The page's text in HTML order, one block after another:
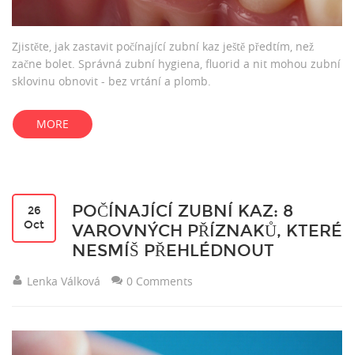
Zjistěte, jak zastavit počínající zubní kaz ještě předtím, než
začne bolet. Správná zubní hygiena, fluorid a nit mohou zubní
sklovinu obnovit - bez vrtání a plomb.
MORE
26
Oct
POČÍNAJÍCÍ ZUBNÍ KAZ: 8
VAROVNÝCH PŘÍZNAKŮ, KTERÉ
NESMÍŠ PŘEHLÉDNOUT
Lenka Válková 0 Comments